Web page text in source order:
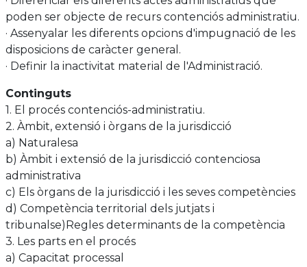
poden ser objecte de recurs contenciós administratiu.
· Assenyalar les diferents opcions d'impugnació de les
disposicions de caràcter general.
· Definir la inactivitat material de l'Administració.
Continguts
1. El procés contenciós-administratiu.
2. Àmbit, extensió i òrgans de la jurisdicció
a) Naturalesa
b) Àmbit i extensió de la jurisdicció contenciosa
administrativa
c) Els òrgans de la jurisdicció i les seves competències
d) Competència territorial dels jutjats i
tribunalse)Regles determinants de la competència
3. Les parts en el procés
a) Capacitat processal